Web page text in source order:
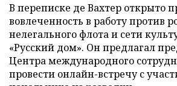
В переписке де Вахтер открыто
вовлеченность в работу против
нелегального флота и сети
«Русский дом». Он предлагал
Центра международного
провести онлайн-встречу с